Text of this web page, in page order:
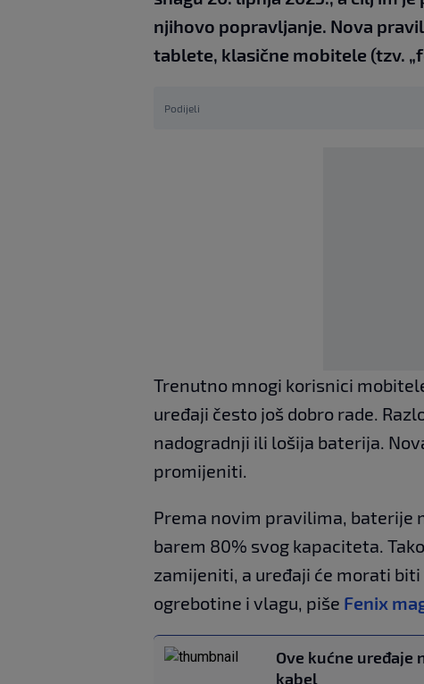
njihovo popravljanje. Nova
tablete, klasične mobitele (tzv.
Podijeli
Trenutno mnogi korisnici
uređaji često još dobro rade.
nadogradnji ili lošija baterija.
promijeniti.
Prema novim pravilima, baterije
barem 80% svog kapaciteta.
zamijeniti, a uređaji će morati
ogrebotine i vlagu, piše Fenix
Ove kućne
kabel